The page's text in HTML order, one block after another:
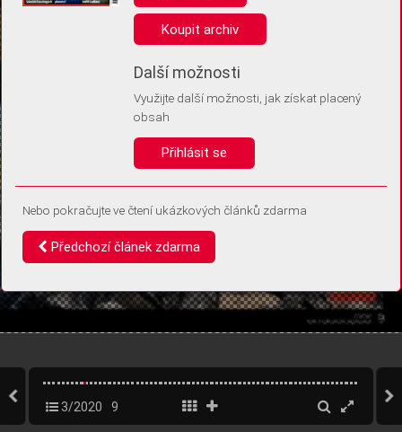
Anonymní unikátní ID
Díky němu příště poznáme, že se jedná o stejné zařízení, a
Identifikátor je zcela anonymní.
Vaše souhlasy a odmítnutí si ukládáme do vašeho zařízení, abychom se
vás už příště znovu neptali. Můžete je kdykoli později upravit ve Správě
3/2020 9
Koupit archiv
Další možnosti
Využijte další možnosti, jak získat placený
obsah
Přihlásit se
Nebo pokračujte ve čtení ukázkových článků zdarma
Předchozí článek zdarma